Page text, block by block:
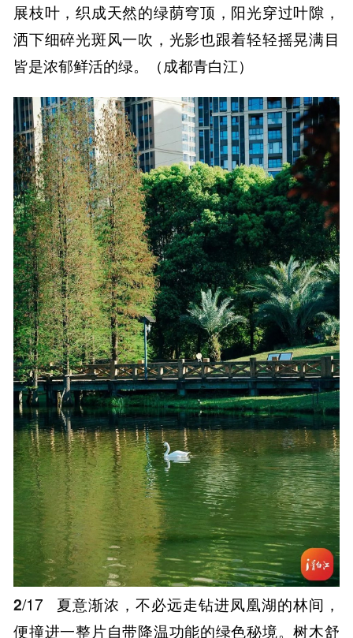
展枝叶，织成天然的绿荫穹顶，阳光穿过叶隙，
洒下细碎光斑风一吹，光影也跟着轻轻摇晃满目
皆是浓郁鲜活的绿。（成都青白江）
2/17
夏意渐浓，不必远走钻进凤凰湖的林间，
便撞进一整片自带降温功能的绿色秘境。树木舒